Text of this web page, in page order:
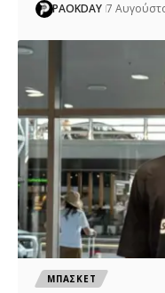
PAOKDAY 7
ΜΠΑΣΚΕΤ